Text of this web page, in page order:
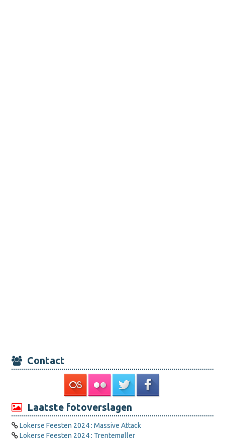
Contact
Laatste fotoverslagen
Lokerse Feesten 2024 : Massive Attack
Lokerse Feesten 2024 : Trentemøller